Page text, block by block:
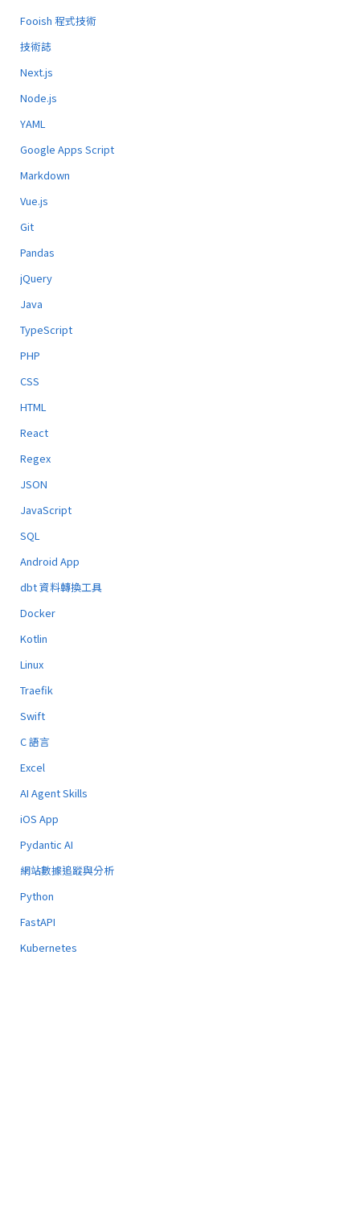
Fooish 程式技術
技術誌
Next.js
Node.js
YAML
Google Apps Script
Markdown
Vue.js
Git
Pandas
jQuery
Java
TypeScript
PHP
CSS
HTML
React
Regex
JSON
JavaScript
SQL
Android App
dbt 資料轉換工具
Docker
Kotlin
Linux
Traefik
Swift
C 語言
Excel
AI Agent Skills
iOS App
Pydantic AI
網站數據追蹤與分析
Python
FastAPI
Kubernetes